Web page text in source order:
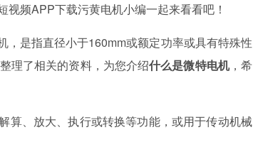
视频APP下载污黄电机小编一起来看看吧！
是指直径小于160mm或额定功率或具有特殊性
理了相关的资料，为您介绍什么是微特电机，希
算、放大、执行或转换等功能，或用于传动机械